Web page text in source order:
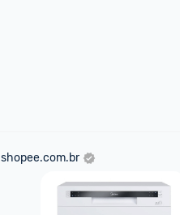
shopee.com.br